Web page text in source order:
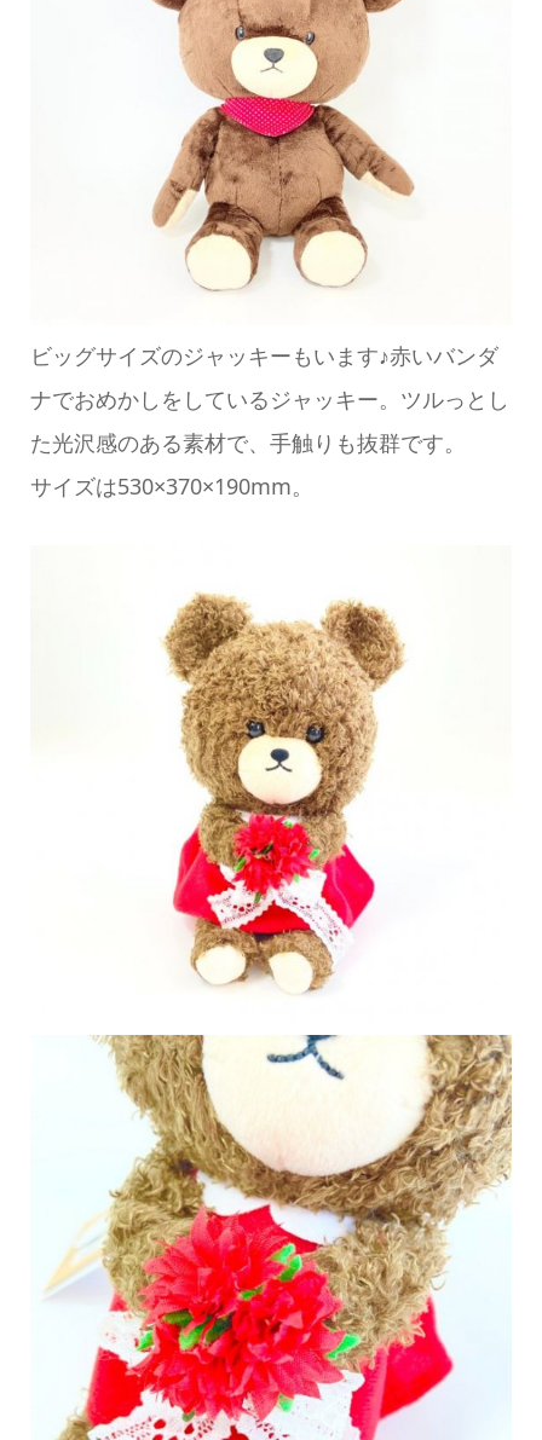
ビッグサイズのジャッキーもいます♪赤いバンダ
ナでおめかしをしているジャッキー。ツルっとし
た光沢感のある素材で、手触りも抜群です。
サイズは530×370×190mm。